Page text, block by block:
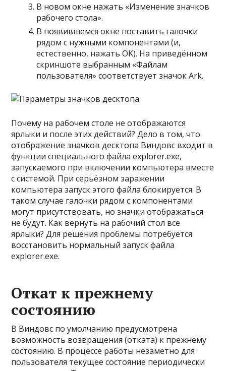
В новом окне нажать «Изменение значков
рабочего стола».
В появившемся окне поставить галочки
рядом с нужными компонентами (и,
естественно, нажать OK). На приведённом
скриншоте выбранным «Файлам
пользователя» соответствует значок Ark.
Почему на рабочем столе не отображаются
ярлыки и после этих действий? Дело в том, что
отображение значков десктопа Виндовс входит в
функции специального файла explorer.exe,
запускаемого при включении компьютера вместе
с системой. При серьёзном заражении
компьютера запуск этого файла блокируется. В
таком случае галочки рядом с компонентами
могут присутствовать, но значки отображаться
не будут. Как вернуть на рабочий стол все
ярлыки? Для решения проблемы потребуется
восстановить нормальный запуск файла
explorer.exe.
Откат к прежнему
состоянию
В Виндовс по умолчанию предусмотрена
возможность возвращения (отката) к прежнему
состоянию. В процессе работы незаметно для
пользователя текущее состояние периодически